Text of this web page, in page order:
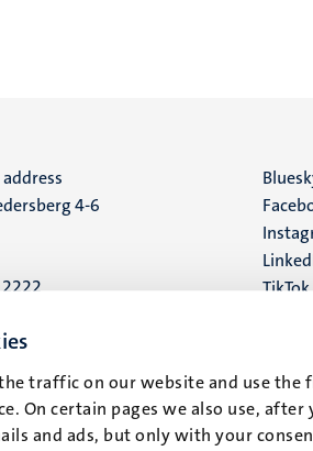
traffic on our website and use the
On certain pages we also use,
and ads, but only with your
4-6
TikTok